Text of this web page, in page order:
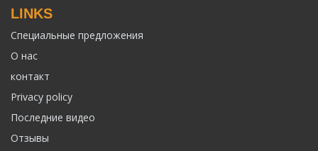
LINKS
Специальные предложения
О нас
контакт
Privacy policy
Последние видео
Отзывы